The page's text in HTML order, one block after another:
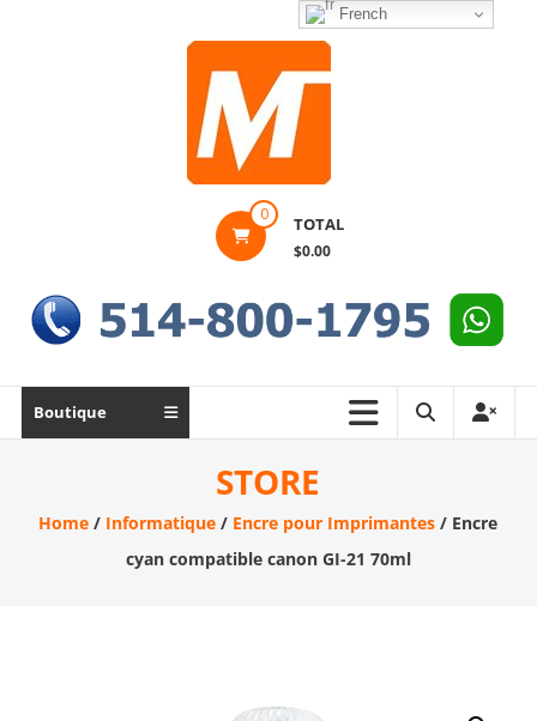
et
vente
Ordinateur,
cellulaire
0 TOTAL
$0.00
Boutique
STORE
Home / Informatique / Encre pour Imprimantes / Encre
cyan compatible canon GI-21 70ml
French